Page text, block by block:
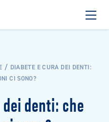
DIABETE E CURA DEI DENTI:
CI SONO?
denti: che